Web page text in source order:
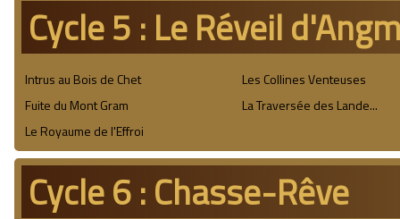
Cycle 5 : Le Réveil
Intrus au Bois de Chet
Les Collines Venteuses
Fuite du Mont Gram
La Traversée des Lande...
Le Royaume de l'Effroi
Cycle 6 : Chasse-Rêve